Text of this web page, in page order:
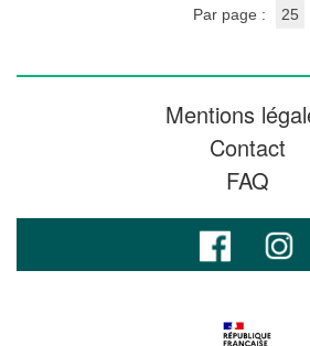
Par page :
25
Mentions
Contact
FAQ